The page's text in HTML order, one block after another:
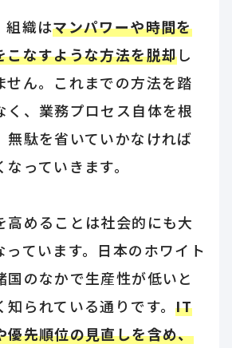
組織はマンパワーや時間を
こなすような方法を脱却し
せん。これまでの方法を踏
く、業務プロセス自体を根
無駄を省いていかなければ
っていきます。
高めることは社会的にも大
っています。日本のホワイト
国のなかで生産性が低いと
知られている通りです。IT
優先順位の見直しを含め、